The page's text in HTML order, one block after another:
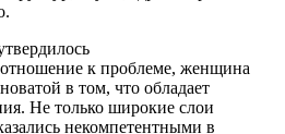
к проблеме, женщина
в том, что обладает
Не только широкие слои
некомпетентными в